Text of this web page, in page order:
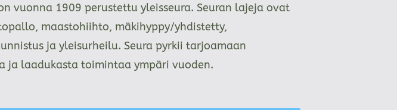
vuonna 1909 perustettu yleisseura. Seuran lajeja ovat
maastohiihto, mäkihyppy/yhdistetty,
ja yleisurheilu. Seura pyrkii tarjoamaan
ja laadukasta toimintaa ympäri vuoden.